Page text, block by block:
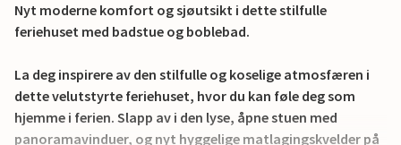
Nyt moderne komfort og sjøutsikt i dette stilfulle
feriehuset med badstue og boblebad.
La deg inspirere av den stilfulle og koselige atmosfæren i
dette velutstyrte feriehuset, hvor du kan føle deg som
hjemme i ferien. Slapp av i den lyse, åpne stuen med
panoramavinduer, og nyt hyggelige matlagingskvelder på